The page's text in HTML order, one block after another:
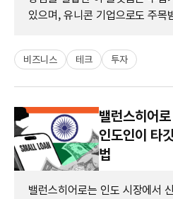
있으며, 유니콘 기업으로도 주목
비즈니스 테크 투자
밸런스히어
인도인이 타
법
밸런스히어로는 인도 시장에서